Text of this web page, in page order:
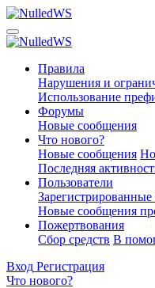
Правила
Нарушения и
Использование
Форумы
Новые сообщения
Что нового?
Новые сообщения
Последняя
Пользователи
Зарегистрированные
Новые сообщения
Пожертвования
Сбор средств В
Вход Регистрация
Что нового?